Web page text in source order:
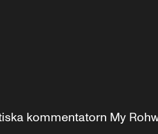
kommentatorn My